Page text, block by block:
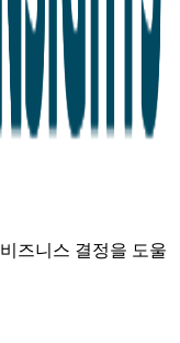
즈니스 결정을 도울